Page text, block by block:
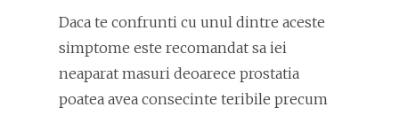
Daca te confrunti cu unul dintre aceste
simptome este recomandat sa iei
neaparat masuri deoarece prostatia
poatea avea consecinte teribile precum